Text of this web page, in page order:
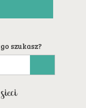
szukasz?